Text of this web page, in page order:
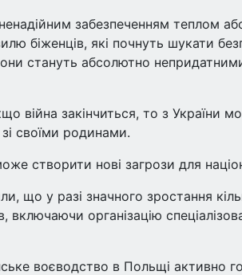
забезпеченням теплом
біженців, які почнуть шукати
стануть абсолютно
війна закінчиться, то з України
зі своїми родинами.
створити нові загрози для
що у разі значного зростання
організацію
воєводство в Польщі активно